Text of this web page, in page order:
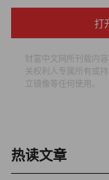
为正式法律诉讼；
期间将“门票价格
福特汉姆大学（
交通与门票价格双双
打
财富中文网所刊载内
关权利人专属所有或
立镜像等任何使用。
热读文章